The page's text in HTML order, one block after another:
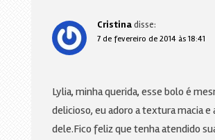
Cristinadisse:
7 de fevereiro de 2014 às 18:41
Lylia, minha querida, esse bolo é
delicioso, eu adoro a textura macia e
dele.Fico feliz que tenha atendido